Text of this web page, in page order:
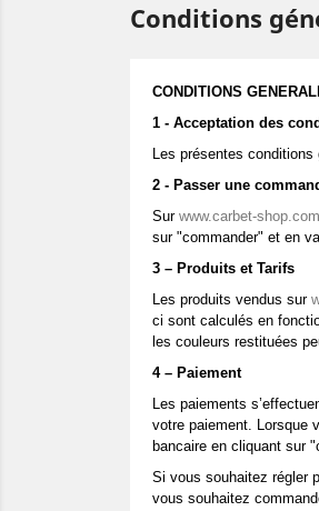
Conditions
CONDITIONS
1 - Acceptation des
Les présentes
2 - Passer une
Sur www.carbet-shop.com
sur "commander" et en
3 – Produits et Tarifs
Les produits vendus sur
ci sont calculés en
les couleurs restituées
4 – Paiement
Les paiements
votre paiement. Lorsque
bancaire en cliquant sur
Si vous souhaitez régler
vous souhaitez